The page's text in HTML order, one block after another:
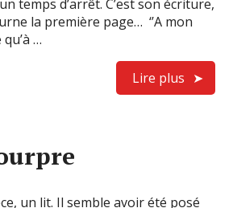
temps d’arrêt. C’est son écriture,
la première page… ‘’A mon
…
Lire plus
un lit. Il semble avoir été posé